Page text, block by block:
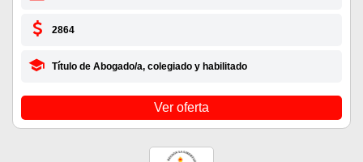
2864
Título de Abogado/a, colegiado y habilitado
Ver oferta